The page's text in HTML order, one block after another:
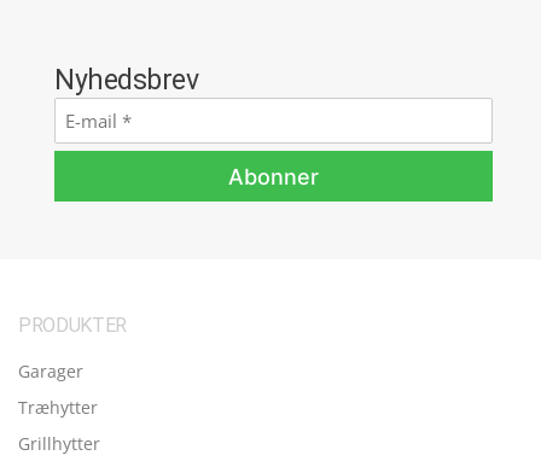
Nyhedsbrev
E-
mail*
Abonner
PRODUKTER
Garager
Træhytter
Grillhytter